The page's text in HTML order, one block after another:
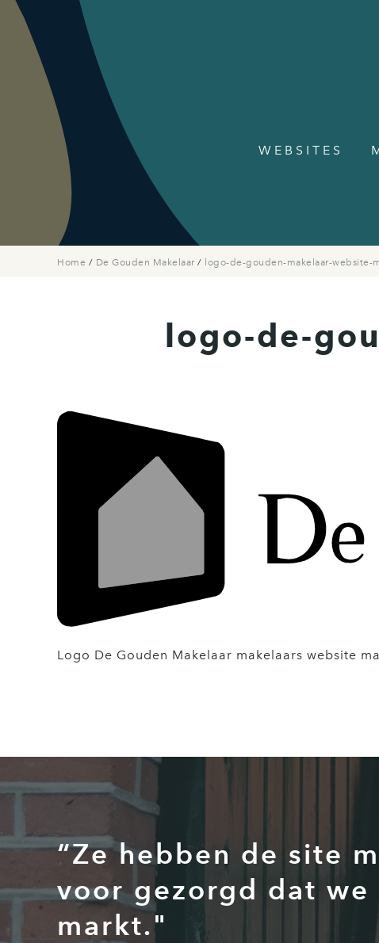
WEBSITES
Home / De Gouden Makelaar / logo-de-gouden-makelaar-website-
logo-de-
Logo De Gouden Makelaar makelaars website
“Ze hebben de site
voor gezorgd dat
markt."